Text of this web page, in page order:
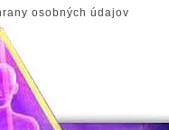
osobných údajov